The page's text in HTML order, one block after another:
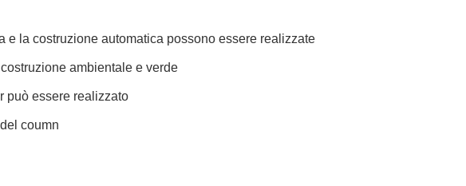
la costruzione automatica possono essere realizzate
ambientale e verde
può essere realizzato
coumn